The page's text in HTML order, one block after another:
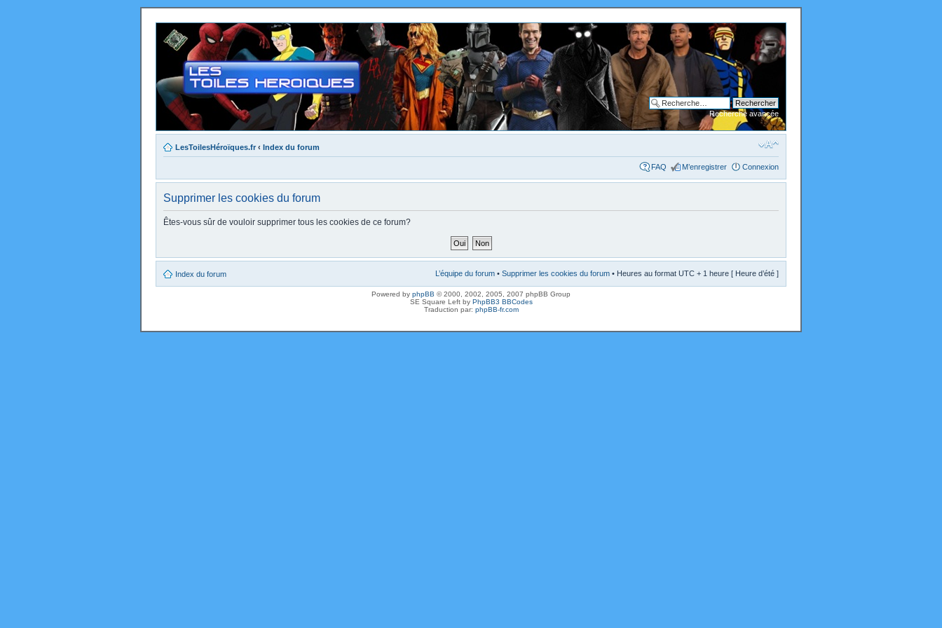
Recherche avancée
LesToilesHéroïques.fr ‹ Index du forum
FAQ M’enregistrer Connexion
Supprimer les cookies du forum
Êtes-vous sûr de vouloir supprimer tous les cookies de ce forum?
Index du forum L’équipe du forum • Supprimer les cookies du forum • Heures au format UTC + 1 heure [ Heure d’été ]
Powered by phpBB © 2000, 2002, 2005, 2007 phpBB Group
SE Square Left by PhpBB3 BBCodes
Traduction par: phpBB-fr.com